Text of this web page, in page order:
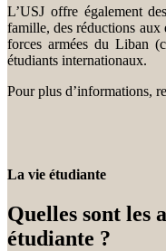
L’USJ offre également
famille, des réductions aux
forces armées du Liban
étudiants internationaux.
Pour plus d’informations,
La vie étudiante
Quelles sont les
étudiante ?